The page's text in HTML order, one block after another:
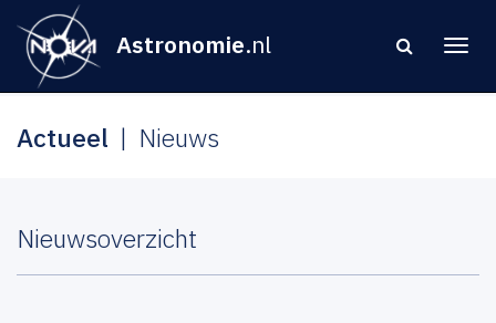
Astronomie.nl
Actueel Nieuws
Nieuwsoverzicht